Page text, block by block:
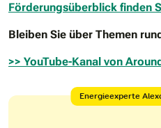
Förderungsüberblick finden
Bleiben Sie über Themen
>> YouTube-Kanal von
Energieexperte